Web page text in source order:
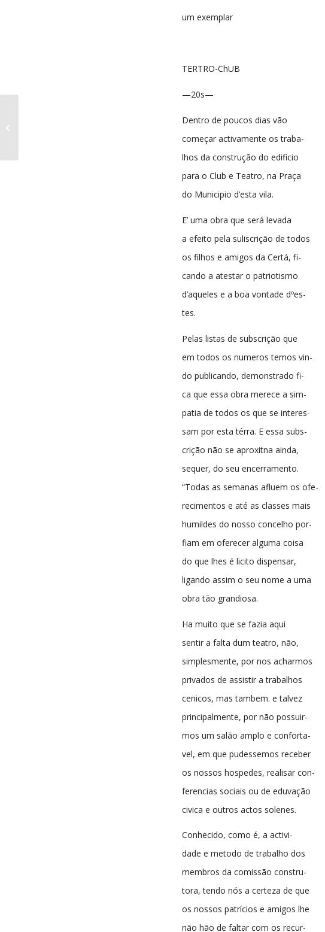
um exemplar
TERTRO-ChUB
—20s—
Dentro de poucos dias vão
começar activamente os traba-
lhos da construção do edificio
para o Club e Teatro, na Praça
do Municipio d’esta vila.
E’ uma obra que será levada
a efeito pela suliscrição de todos
os filhos e amigos da Certá, fi-
cando a atestar o patriotismo
d’aqueles e a boa vontade dºes-
tes.
Pelas listas de subscrição que
em todos os numeros temos vin-
do publicando, demonstrado fi-
ca que essa obra merece a sim-
patia de todos os que se interes-
sam por esta térra. E essa subs-
crição não se aproxitna ainda,
sequer, do seu encerramento.
“Todas as semanas afluem os ofe-
recimentos e até as classes mais
humildes do nosso concelho por-
fiam em oferecer alguma coisa
do que lhes é licito dispensar,
ligando assim o seu nome a uma
obra tão grandiosa.
Ha muito que se fazia aqui
sentir a falta dum teatro, não,
simplesmente, por nos acharmos
privados de assistir a trabalhos
cenicos, mas tambem. e talvez
principalmente, por não possuir-
mos um salão amplo e conforta-
vel, em que pudessemos receber
os nossos hospedes, realisar con-
ferencias sociais ou de eduvação
civica e outros actos solenes.
Conhecido, como é, a activi-
dade e metodo de trabalho dos
membros da comissão constru-
tora, tendo nós a certeza de que
os nossos patrícios e amigos lhe
não hão de faltar com os recur-